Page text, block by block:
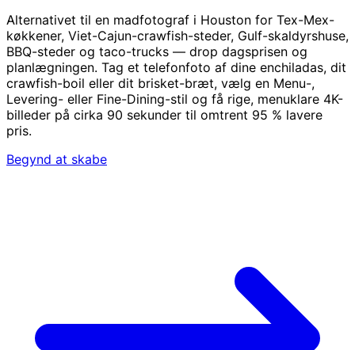
Alternativet til en madfotograf i Houston for Tex-Mex-
køkkener, Viet-Cajun-crawfish-steder, Gulf-skaldyrshuse,
BBQ-steder og taco-trucks — drop dagsprisen og
planlægningen. Tag et telefonfoto af dine enchiladas, dit
crawfish-boil eller dit brisket-bræt, vælg en Menu-,
Levering- eller Fine-Dining-stil og få rige, menuklare 4K-
billeder på cirka 90 sekunder til omtrent 95 % lavere
pris.
Begynd at skabe